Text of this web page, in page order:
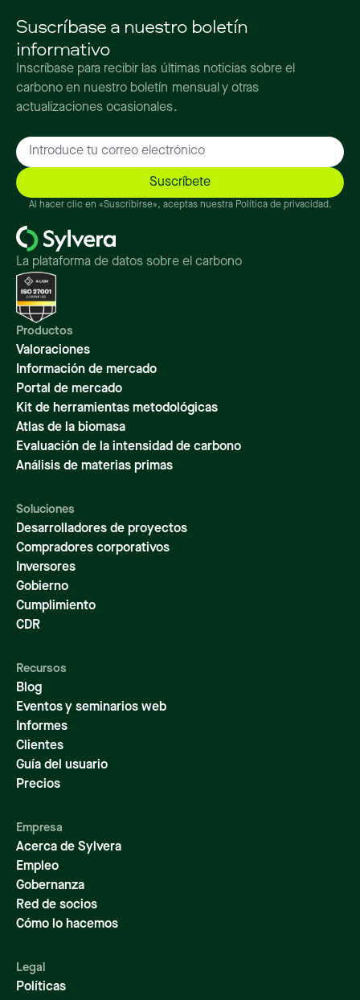
Suscríbase a nuestro boletín
informativo
Inscríbase para recibir las últimas noticias sobre el
carbono en nuestro boletín mensual y otras
actualizaciones ocasionales.
Al hacer clic en «Suscribirse», aceptas nuestra Política de privacidad.
La plataforma de datos sobre el carbono
Productos
Valoraciones
Información de mercado
Portal de mercado
Kit de herramientas metodológicas
Atlas de la biomasa
Evaluación de la intensidad de carbono
Análisis de materias primas
Soluciones
Desarrolladores de proyectos
Compradores corporativos
Inversores
Gobierno
Cumplimiento
CDR
Recursos
Blog
Eventos y seminarios web
Informes
Clientes
Guía del usuario
Precios
Empresa
Acerca de Sylvera
Empleo
Gobernanza
Red de socios
Cómo lo hacemos
Legal
Políticas